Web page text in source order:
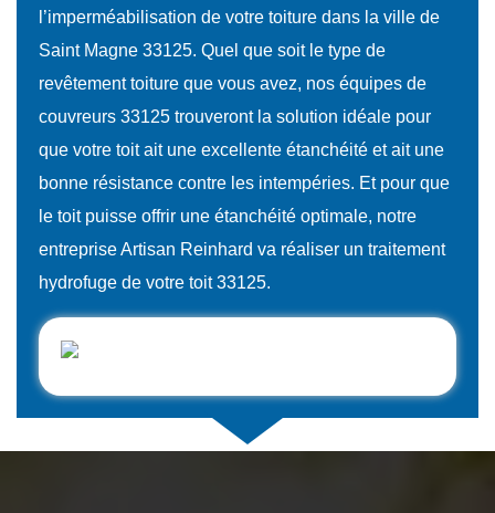
l’imperméabilisation de votre toiture dans la ville de
Saint Magne 33125. Quel que soit le type de
revêtement toiture que vous avez, nos équipes de
couvreurs 33125 trouveront la solution idéale pour
que votre toit ait une excellente étanchéité et ait une
bonne résistance contre les intempéries. Et pour que
le toit puisse offrir une étanchéité optimale, notre
entreprise Artisan Reinhard va réaliser un traitement
hydrofuge de votre toit 33125.